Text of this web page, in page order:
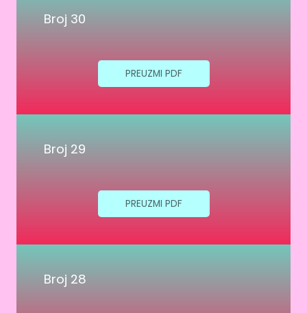
Broj 30
PREUZMI PDF
Broj 29
PREUZMI PDF
Broj 28